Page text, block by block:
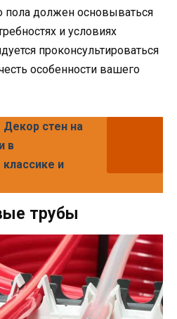
пола должен основываться
и условиях
проконсультироваться
особенности вашего
Декор стен на
в
и
трубы